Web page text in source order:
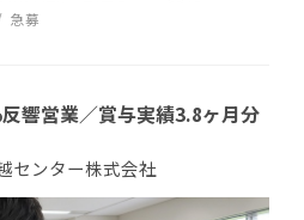
急募
反響営業／賞与実績3.8ヶ月分
ンター株式会社